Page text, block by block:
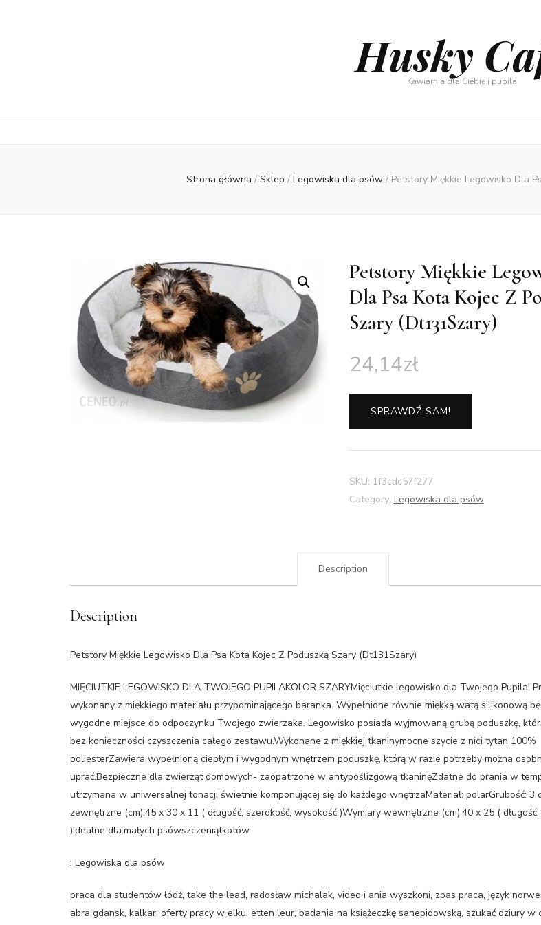
Husky
Kawiarnia dla Ciebie i pupila
Strona główna / Sklep / Legowiska dla psów / Petstory Miękkie Legowisko Dla
Petstory Miękkie
Dla Psa Kota Kojec Z
Szary (Dt131Szary)
24,14zł
SPRAWDŹ SAM!
SKU: 1f3cdc57f277
Category: Legowiska dla psów
Description
Description
Petstory Miękkie Legowisko Dla Psa Kota Kojec Z Poduszką Szary (Dt131Szary)
MIĘCIUTKIE LEGOWISKO DLA TWOJEGO PUPILAKOLOR SZARYMięciutkie legowisko dla Twojego Pupila!
wykonany z miękkiego materiału przypominającego baranka. Wypełnione równie miękką watą silikonową
wygodne miejsce do odpoczynku Twojego zwierzaka. Legowisko posiada wyjmowaną grubą poduszkę,
bez konieczności czyszczenia całego zestawu.Wykonane z miękkiej tkaninymocne szycie z nici tytan 100%
poliesterZawiera wypełnioną ciepłym i wygodnym wnętrzem poduszkę, którą w razie potrzeby można
uprać.Bezpieczne dla zwierząt domowych- zaopatrzone w antypoślizgową tkaninęZdatne do prania w temp.
utrzymana w uniwersalnej tonacji świetnie komponującej się do każdego wnętrzaMateriał: polarGrubość: 3
zewnętrzne (cm):45 x 30 x 11 ( długość, szerokość, wysokość )Wymiary wewnętrzne (cm):40 x 25 (
)Idealne dla:małych psówszczeniątkotów
: Legowiska dla psów
praca dla studentów łódź, take the lead, radosław michalak, video i ania wyszkoni, zpas praca, język
abra gdansk, kalkar, oferty pracy w elku, etten leur, badania na książeczkę sanepidowską, szukać dziury w